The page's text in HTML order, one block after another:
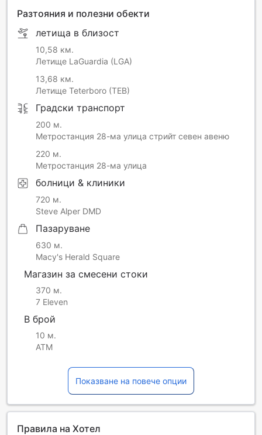
включва закуска само за 2-ма души. При
идентификационен документ за самоличност със
снимка и кредитна карта.
Facility fee comprises a premium snack bag including two
on property luggage storage, Digital Concierge to
discounts in the neighborhood via a QR Code.
Разтояния и полезни обекти
летища в близост
10,58 км.
Летище LaGuardia (LGA)
13,68 км.
Летище Teterboro (TEB)
Градски транспорт
200 м.
Метростанция 28-ма улица стрийт севен авеню
220 м.
Метростанция 28-ма улица
болници & клиники
720 м.
Steve Alper DMD
Пазаруване
630 м.
Macy's Herald Square
Магазин за смесени стоки
370 м.
7 Eleven
В брой
10 м.
ATM
Показване на повече опции
Правила на Хотел